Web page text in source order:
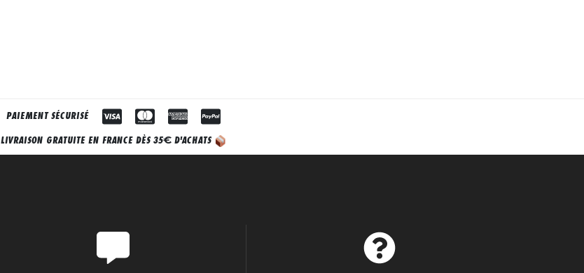
PAIEMENT SÉCURISÉ
LIVRAISON GRATUITE EN FRANCE DÈS 35€ D'ACHATS